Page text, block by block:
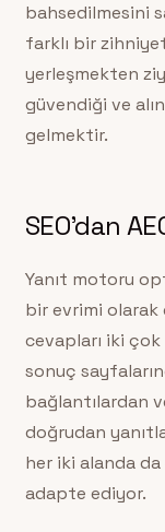
bahsedilmesini
farklı bir
yerleşmekten
güvendiği ve
gelmektir.
SEO’dan
Yanıt motoru
bir evrimi olarak
cevapları iki
sonuç
bağlantılardan
doğrudan
her iki alanda
adapte ediyor.